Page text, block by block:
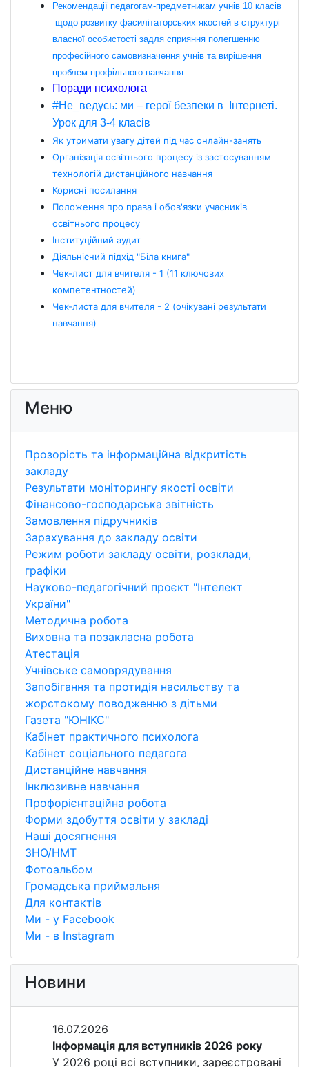
Рекомендації педагогам-предметникам учнів 10 класів
щодо розвитку фасилітаторських якостей в структурі
власної особистості задля сприяння полегшенню
професійного самовизначення учнів та вирішення
проблем профільного навчання
Поради психолога
#Не_ведусь: ми – герої безпеки в Інтернеті.
Урок для 3-4 класів
Як утримати увагу дітей під час онлайн-занять
Організація освітнього процесу із застосуванням
технологій дистанційного навчання
Корисні посилання
Положення про права і обов'язки учасників
освітнього процесу
Інституційний аудит
Діяльнісний підхід "Біла книга"
Чек-лист для вчителя - 1 (11 ключових
компетентностей)
Чек-листа для вчителя - 2 (очікувані результати
навчання)
Меню
Прозорість та інформаційна відкритість
закладу
Результати моніторингу якості освіти
Фінансово-господарська звітність
Замовлення підручників
Зарахування до закладу освіти
Режим роботи закладу освіти, розклади,
графіки
Науково-педагогічний проєкт "Інтелект
України"
Методична робота
Виховна та позакласна робота
Атестація
Учнівське самоврядування
Запобігання та протидія насильству та
жорстокому поводженню з дітьми
Газета "ЮНІКС"
Кабінет практичного психолога
Кабінет соціального педагога
Дистанційне навчання
Інклюзивне навчання
Профорієнтаційна робота
Форми здобуття освіти у закладі
Наші досягнення
ЗНО/НМТ
Фотоальбом
Громадська приймальня
Для контактів
Ми - у Facebook
Ми - в Instagram
Новини
16.07.2026
Інформація для вступників 2026 року
У 2026 році всі вступники, зареєстровані